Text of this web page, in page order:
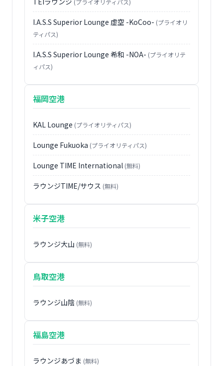
I.A.S.S Superior Lounge 虚空 -KoCoo- (プライオリ
ティパス)
I.A.S.S Superior Lounge 希和 -NOA- (プライオリテ
ィパス)
福岡空港
KAL Lounge (プライオリティパス)
Lounge Fukuoka (プライオリティパス)
Lounge TIME International (無料)
ラウンジTIME/サウス (無料)
米子空港
ラウンジ大山 (無料)
鳥取空港
ラウンジ山陰 (無料)
福島空港
ラウンジあづま (無料)